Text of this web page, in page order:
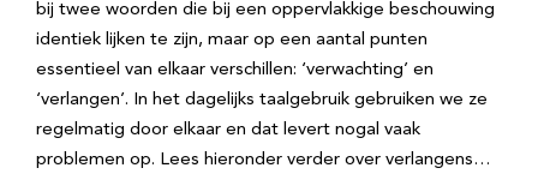
bij twee woorden die bij een oppervlakkige beschouwing
identiek lijken te zijn, maar op een aantal punten
essentieel van elkaar verschillen: ‘verwachting’ en
‘verlangen’. In het dagelijks taalgebruik gebruiken we ze
regelmatig door elkaar en dat levert nogal vaak
problemen op. Lees hieronder verder over verlangens…